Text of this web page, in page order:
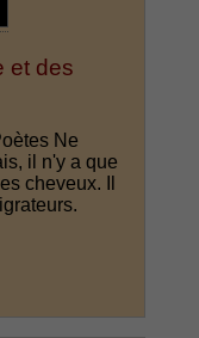
et des
Ne
il n'y a que
cheveux. Il